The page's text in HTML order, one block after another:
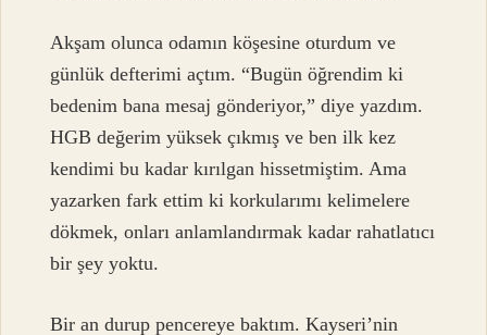
Akşam olunca odamın köşesine oturdum ve
günlük defterimi açtım. “Bugün öğrendim ki
bedenim bana mesaj gönderiyor,” diye yazdım.
HGB değerim yüksek çıkmış ve ben ilk kez
kendimi bu kadar kırılgan hissetmiştim. Ama
yazarken fark ettim ki korkularımı kelimelere
dökmek, onları anlamlandırmak kadar rahatlatıcı
bir şey yoktu.
Bir an durup pencereye baktım. Kayseri’nin